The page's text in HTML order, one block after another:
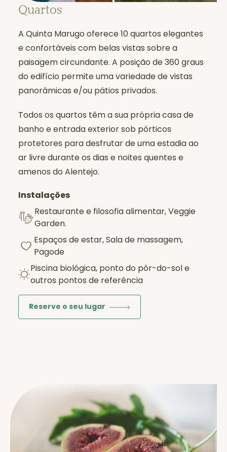
Quartos
A Quinta Marugo oferece 10 quartos elegantes
e confortáveis com belas vistas sobre a
paisagem circundante. A posição de 360 graus
do edifício permite uma variedade de vistas
panorâmicas e/ou pátios privados.
Todos os quartos têm a sua própria casa de
banho e entrada exterior sob pórticos
protetores para desfrutar de uma estadia ao
ar livre durante os dias e noites quentes e
amenos do Alentejo.
Instalações
Restaurante e filosofia alimentar, Veggie
Garden.
Espaços de estar, Sala de massagem,
Pagode
Piscina biológica, ponto do pôr-do-sol e
outros pontos de referência
Reserve o seu lugar